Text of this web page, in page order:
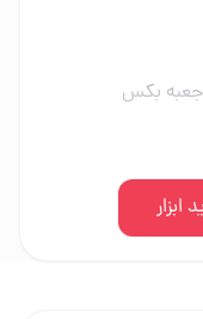
جعبه بکس
پنوماتیکابزار